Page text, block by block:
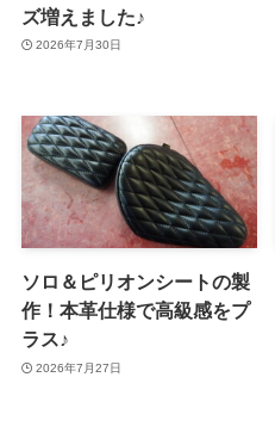
ズ増えました♪
2026年7月30日
ソロ＆ピリオンシートの製
作！本革仕様で高級感をプ
ラス♪
2026年7月27日